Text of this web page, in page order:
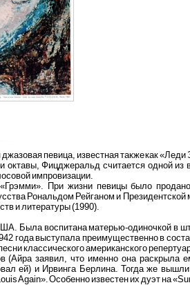
певица, известная также как
октавы, Фицджеральд считается одной из
импровизации.
При жизни певицы было
Рональдом Рейганом и
и литературы (1990).
Была воспитана матерью-одиночкой в
года выступала преимущественно в
классического американского
(Айра заявил, что именно она раскрыла
ей) и Ирвинга Берлина. Тогда же
Again». Особенно известен их дуэт на